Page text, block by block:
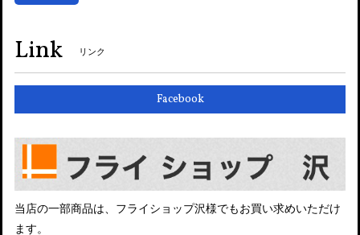
Link リンク
Facebook
当店の一部商品は、フライショップ沢様でもお買い求めいただけ
ます。